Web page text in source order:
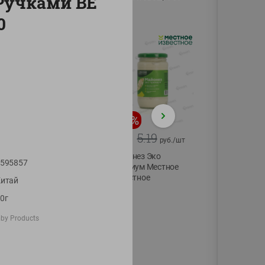
ягодные Местное
известное яблоко-
%
5.19 руб./шт
Майонез Эко
премиум Местное
известное
Products